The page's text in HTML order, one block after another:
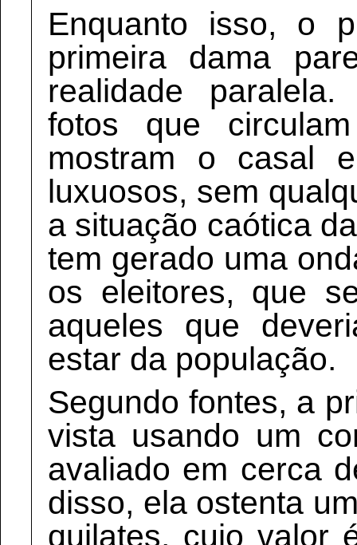
Enquanto isso, o
primeira dama
realidade
fotos que
mostram o casal
luxuosos, sem
a situação caótica
tem gerado uma
os eleitores, que
aqueles que
estar da população.
Segundo fontes, a
vista usando um
avaliado em cerca
disso, ela ostenta
quilates, cujo valor